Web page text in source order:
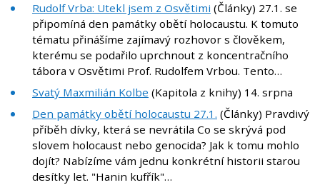
Rudolf Vrba: Utekl jsem z Osvětimi (Články) 27.1. se
připomíná den památky obětí holocaustu. K tomuto
tématu přinášíme zajímavý rozhovor s člověkem,
kterému se podařilo uprchnout z koncentračního
tábora v Osvětimi Prof. Rudolfem Vrbou. Tento…
Svatý Maxmilián Kolbe (Kapitola z knihy) 14. srpna
Den památky obětí holocaustu 27.1. (Články) Pravdivý
příběh dívky, která se nevrátila Co se skrývá pod
slovem holocaust nebo genocida? Jak k tomu mohlo
dojít? Nabízíme vám jednu konkrétní historii starou
desítky let. "Hanin kufřík"…